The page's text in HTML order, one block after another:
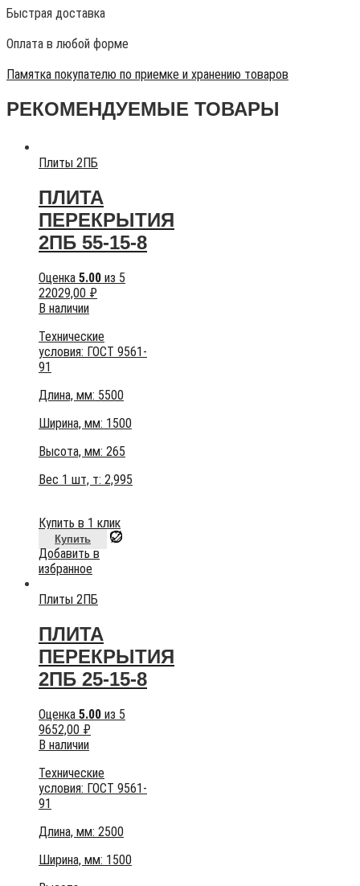
Быстрая доставка
Оплата в любой форме
Памятка покупателю по приемке и хранению товаров
РЕКОМЕНДУЕМЫЕ ТОВАРЫ
Плиты 2ПБ
ПЛИТА
ПЕРЕКРЫТИЯ
2ПБ 55-15-8
Оценка 5.00 из 5
22029,00 ₽
В наличии
Технические
условия: ГОСТ 9561-
91
Длина, мм: 5500
Ширина, мм: 1500
Высота, мм: 265
Вес 1 шт, т: 2,995
Купить в 1 клик
Купить
Добавить в
избранное
Плиты 2ПБ
ПЛИТА
ПЕРЕКРЫТИЯ
2ПБ 25-15-8
Оценка 5.00 из 5
9652,00 ₽
В наличии
Технические
условия: ГОСТ 9561-
91
Длина, мм: 2500
Ширина, мм: 1500